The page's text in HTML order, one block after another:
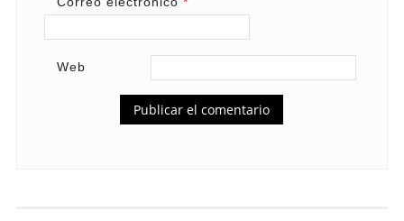
Web